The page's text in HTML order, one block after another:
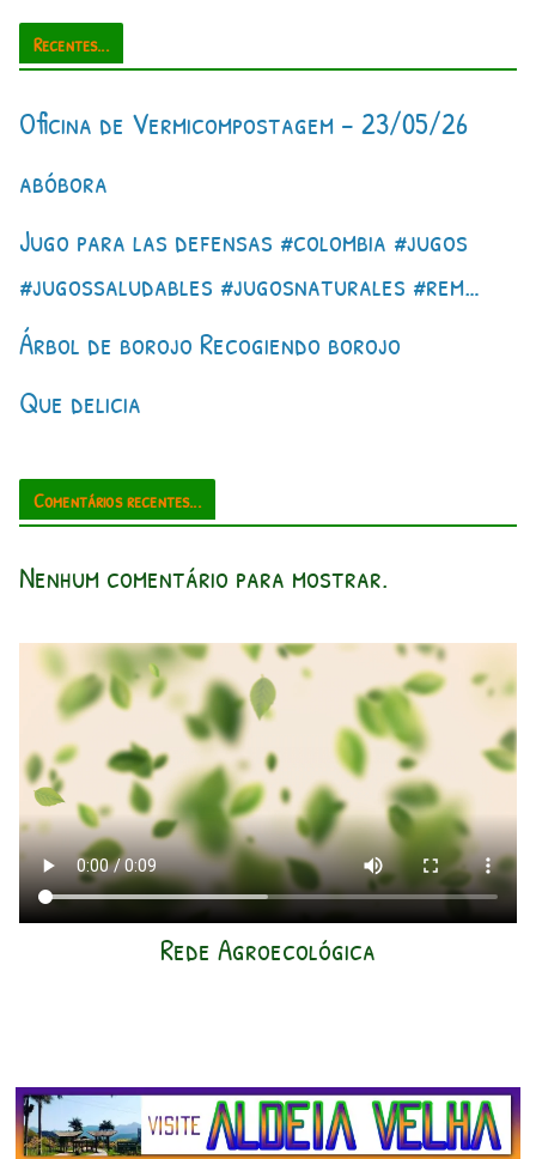
Recentes...
Oficina de Vermicompostagem – 23/05/26
abóbora
Jugo para las defensas #colombia #jugos
#jugossaludables #jugosnaturales #rem…
Árbol de borojo Recogiendo borojo
Que delicia
Comentários recentes...
Nenhum comentário para mostrar.
Rede Agroecológica